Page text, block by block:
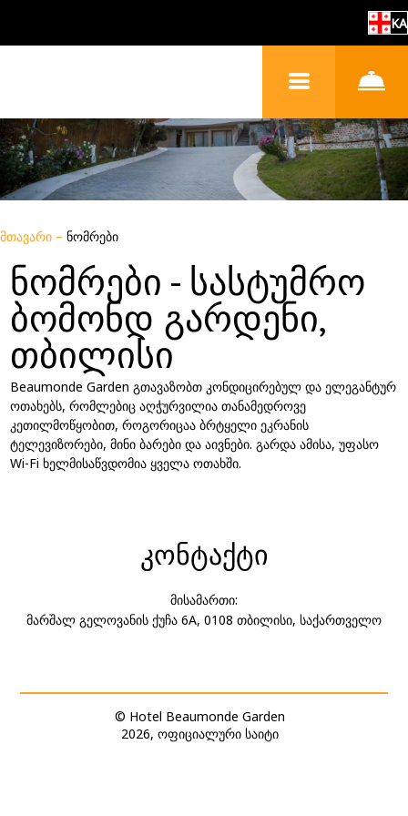
KA
მთავარი – ნომრები
ნომრები - სასტუმრო
ბომონდ გარდენი,
თბილისი
Beaumonde Garden გთავაზობთ კონდიცირებულ და ელეგანტურ
ოთახებს, რომლებიც აღჭურვილია თანამედროვე
კეთილმოწყობით, როგორიცაა ბრტყელი ეკრანის
ტელევიზორები, მინი ბარები და აივნები. გარდა ამისა, უფასო
Wi-Fi ხელმისაწვდომია ყველა ოთახში.
კონტაქტი
მისამართი:
მარშალ გელოვანის ქუჩა 6A, 0108 თბილისი, საქართველო
© Hotel Beaumonde Garden
2026, ოფიციალური საიტი